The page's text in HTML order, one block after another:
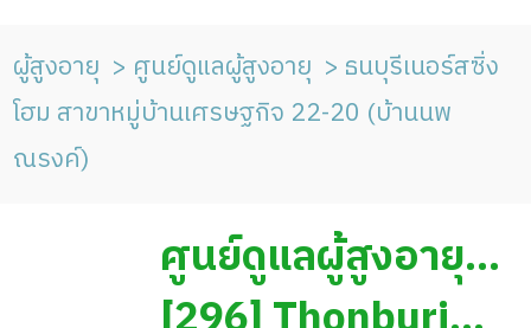
ผู้สูงอายุ ศูนย์ดูแลผู้สูงอายุ
ธนบุรีเนอร์สซิ่ง
โฮม สาขาหมู่บ้านเศรษฐกิจ 22-20 (บ้านนพ
ณรงค์)
ศูนย์ดูแลผู้สูงอายุ